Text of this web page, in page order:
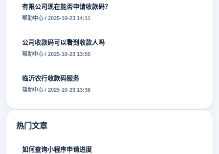
有限公司现在能否申请收款码？
帮助中心 / 2025-10-23 14:11
公司收款码可以看到收款人吗
帮助中心 / 2025-10-23 13:55
临沂农行收款码服务
帮助中心 / 2025-10-23 13:38
热门文章
如何查询小程序申请进度